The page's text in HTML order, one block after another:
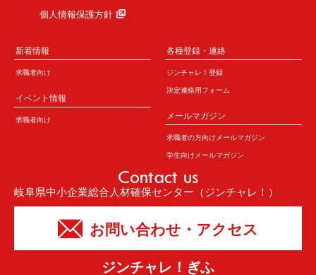
個人情報保護方針
新着情報
求職者向け
イベント情報
求職者向け
各種登録・連絡
ジンチャレ！登録
決定連絡用フォーム
メールマガジン
求職者の方向けメールマガジン
学生向けメールマガジン
Contact us
岐阜県中小企業総合人材確保センター（ジンチャレ！）
お問い合わせ・アクセス
ジンチャレ！ぎふ